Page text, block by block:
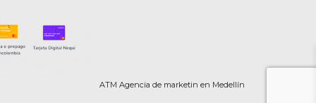
ATM Agencia de marketin en Medellín